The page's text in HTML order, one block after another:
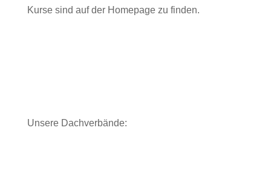
Kurse sind auf der Homepage zu finden.
Unsere Dachverbände: